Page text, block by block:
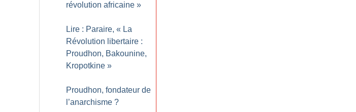
révolution africaine »
Lire : Paraire, « La
Révolution libertaire :
Proudhon, Bakounine,
Kropotkine »
Proudhon, fondateur de
l’anarchisme ?